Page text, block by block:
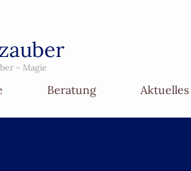
– Magie
Beratung Aktuelles